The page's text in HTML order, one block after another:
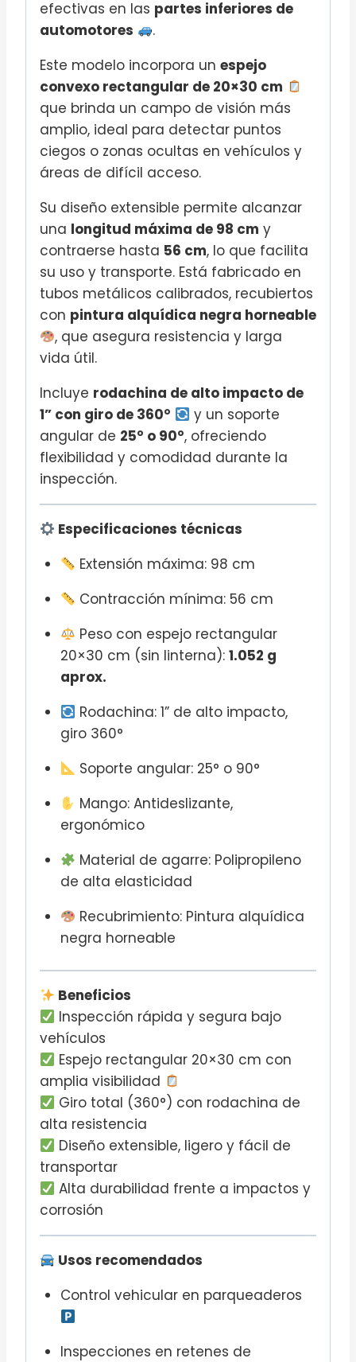
efectivas en las partes inferiores de
automotores
.
Este modelo incorpora un espejo
convexo rectangular de 20×30 cm
que brinda un campo de visión más
amplio, ideal para detectar puntos
ciegos o zonas ocultas en vehículos y
áreas de difícil acceso.
Su diseño extensible permite alcanzar
una longitud máxima de 98 cm y
contraerse hasta 56 cm, lo que facilita
su uso y transporte. Está fabricado en
tubos metálicos calibrados, recubiertos
con pintura alquídica negra horneable
, que asegura resistencia y larga
vida útil.
Incluye rodachina de alto impacto de
1” con giro de 360°
y un soporte
angular de 25° o 90°, ofreciendo
flexibilidad y comodidad durante la
inspección.
Especificaciones técnicas
Extensión máxima: 98 cm
Contracción mínima: 56 cm
Peso con espejo rectangular
20×30 cm (sin linterna): 1.052 g
aprox.
Rodachina: 1” de alto impacto,
giro 360°
Soporte angular: 25° o 90°
Mango: Antideslizante,
ergonómico
Material de agarre: Polipropileno
de alta elasticidad
Recubrimiento: Pintura alquídica
negra horneable
Beneficios
Inspección rápida y segura bajo
vehículos
Espejo rectangular 20×30 cm con
amplia visibilidad
Giro total (360°) con rodachina de
alta resistencia
Diseño extensible, ligero y fácil de
transportar
Alta durabilidad frente a impactos y
corrosión
Usos recomendados
Control vehicular en parqueaderos
Inspecciones en retenes de